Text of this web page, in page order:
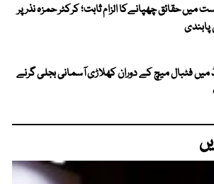
میں حقائق چھپانےکا الزام ثابت؛ کرکٹر حمزہ نذر پر
میں فٹبال میچ کے دوران کھلاڑی آسمانی بجلی گرنے